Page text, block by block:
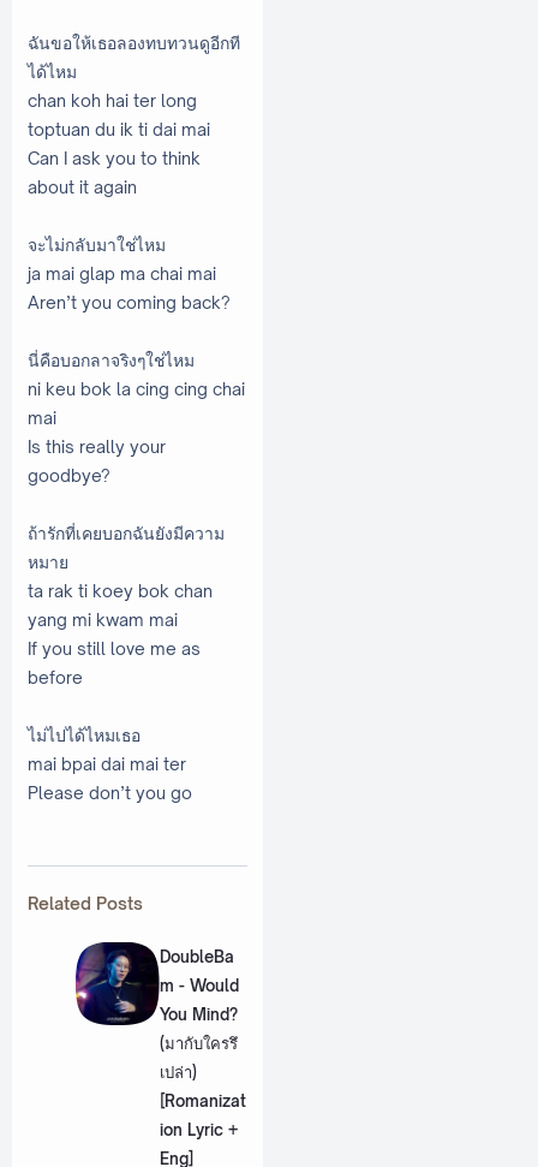
ฉันขอให้เธอลองทบทวนดูอีกที
ได้ไหม
chan koh hai ter long
toptuan du ik ti dai mai
Can I ask you to think
about it again
จะไม่กลับมาใช่ไหม
ja mai glap ma chai mai
Aren’t you coming back?
นี่คือบอกลาจริงๆใช่ไหม
ni keu bok la cing cing chai
mai
Is this really your
goodbye?
ถ้ารักที่เคยบอกฉันยังมีความ
หมาย
ta rak ti koey bok chan
yang mi kwam mai
If you still love me as
before
ไม่ไปได้ไหมเธอ
mai bpai dai mai ter
Please don’t you go
Related Posts
DoubleBa
m - Would
You Mind?
(มากับใครรึ
เปล่า)
[Romanizat
ion Lyric +
Eng]